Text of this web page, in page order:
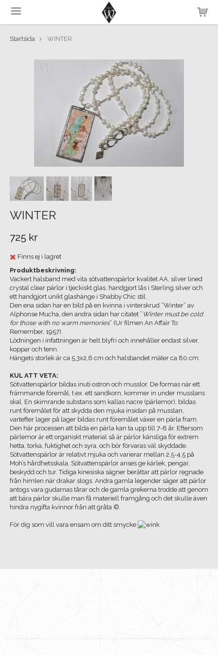
Startsida WINTER
WINTER
725 kr
Finns ej i lagret
Produktbeskrivning:
Vackert halsband med vita sötvattenspärlor kvalitet AA, silver lined
crystal clear pärlor i tjeckiskt glas, handgjort lås i Sterling silver och
ett handgjort unikt glashänge i Shabby Chic stil.
Den ena sidan har en bild på en kvinna i vinterskrud ”Winter” av
Alphonse Mucha, den andra sidan har citatet ” Winter must be cold
for those with no warm memories” (Ur filmen An Affair To
Remember, 1957).
Lödningen i infattningen är helt blyfri och innehåller endast silver,
koppar och tenn.
Hängets storlek är ca 5,3x2,6 cm och halsbandet mäter ca 80 cm.
KUL ATT VETA:
Sötvattenspärlor bildas inuti ostron och musslor. De formas när ett
främmande föremål, t.ex. ett sandkorn, kommer in under musslans
skal. En skimrande substans som kallas nacre (pärlemor), bildas
runt föremålet för att skydda den mjuka insidan på musslan,
vartefter lager på lager bildas runt föremålet växer en pärla fram.
Den här processen att bilda en pärla kan ta upp till 7-8 år. Eftersom
pärlemor är ett organiskt material så är pärlor känsliga för extrem
hetta, torka, fuktighet och syra, och bör förvaras väl skyddade.
Sötvattenspärlor är relativt mjuka och varierar mellan 2,5-4,5 på
Moh’s hårdhetsskala. Sötvattenspärlor anses ge kärlek, pengar,
beskydd och tur. Tidiga kinesiska sägner berättar att pärlor regnade
från himlen när drakar slogs. Andra gamla legender säger att pärlor
antogs vara gudarnas tårar och de gamla grekerna trodde att genom
att bära pärlor skulle man få materiell framgång och det skulle även
hindra nygifta kvinnor från att gråta ©.
För dig som vill vara ensam om ditt smycke